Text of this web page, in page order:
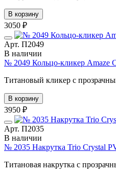
В корзину
3050 ₽
Арт. П2049
В наличии
№ 2049 Кольцо-кликер Amaze
Титановый кликер с
В корзину
3950 ₽
Арт. П2035
В наличии
№ 2035 Накрутка Trio Crystal
Титановая накрутка с